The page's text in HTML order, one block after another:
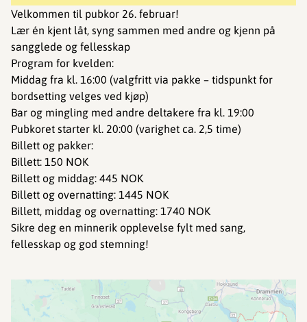
Velkommen til pubkor 26. februar!
Lær én kjent låt, syng sammen med andre og kjenn på
sangglede og fellesskap
Program for kvelden:
️Middag fra kl. 16:00 (valgfritt via pakke – tidspunkt for
bordsetting velges ved kjøp)
Bar og mingling med andre deltakere fra kl. 19:00
Pubkoret starter kl. 20:00 (varighet ca. 2,5 time)
Billett og pakker:
️Billett: 150 NOK
️Billett og middag: 445 NOK
️Billett og overnatting: 1445 NOK
️Billett, middag og overnatting: 1740 NOK
Sikre deg en minnerik opplevelse fylt med sang,
fellesskap og god stemning!